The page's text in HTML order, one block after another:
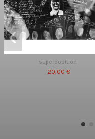
superposition
120,00 €